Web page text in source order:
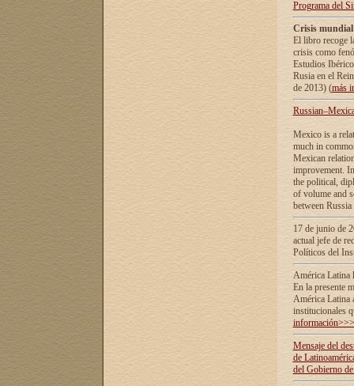
Programa del
Crisis
El libro recoge
crisis como
Estudios
Rusia en el
de 2013) (más
Mexico is a
much in
Mexican
improvement.
the political,
of volume and
between
17 de junio de
actual jefe de
Políticos del
América Latina
En la presente
América Latina
institucionales
información>>>
Mensaje del
de
del Gobierno